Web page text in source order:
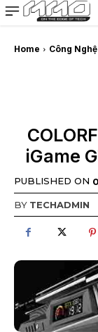
MMOSITE
Bài viết nổi
Home Công Nghệ
iGame
PUBLISHED ON
BY TECHADMIN